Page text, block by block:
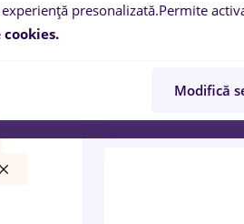
0locuri de
presonalizată.Permite
cookies.
Modifică